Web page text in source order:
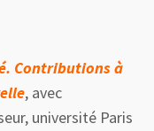
Contributions à
, avec
université Paris